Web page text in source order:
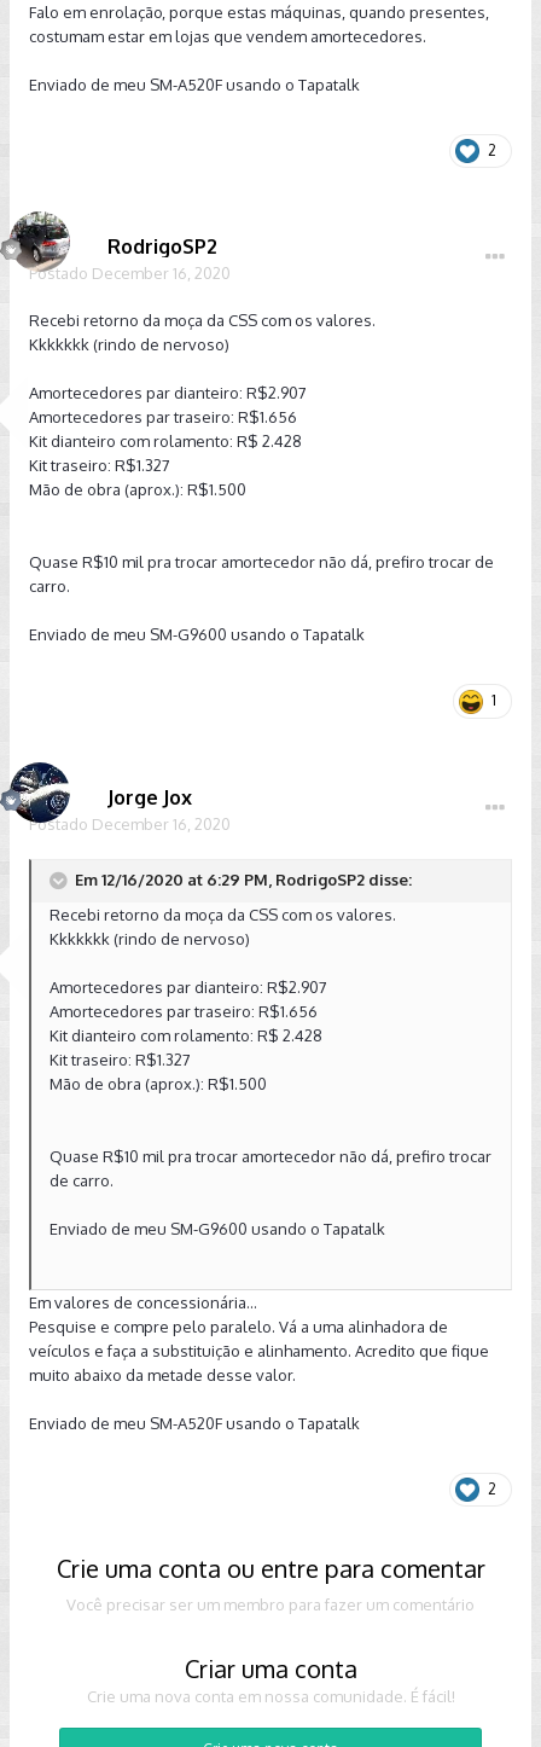
Falo em enrolação, porque estas máquinas, quando presentes,
costumam estar em lojas que vendem amortecedores.
Enviado de meu SM-A520F usando o Tapatalk
2
RodrigoSP2
Postado December 16, 2020
Recebi retorno da moça da CSS com os valores.
Kkkkkkk (rindo de nervoso)
Amortecedores par dianteiro: R$2.907
Amortecedores par traseiro: R$1.656
Kit dianteiro com rolamento: R$ 2.428
Kit traseiro: R$1.327
Mão de obra (aprox.): R$1.500
Quase R$10 mil pra trocar amortecedor não dá, prefiro trocar de
carro.
Enviado de meu SM-G9600 usando o Tapatalk
1
Jorge Jox
Postado December 16, 2020
Em 12/16/2020 at 6:29 PM, RodrigoSP2 disse:
Recebi retorno da moça da CSS com os valores.
Kkkkkkk (rindo de nervoso)
Amortecedores par dianteiro: R$2.907
Amortecedores par traseiro: R$1.656
Kit dianteiro com rolamento: R$ 2.428
Kit traseiro: R$1.327
Mão de obra (aprox.): R$1.500
Quase R$10 mil pra trocar amortecedor não dá, prefiro trocar
de carro.
Enviado de meu SM-G9600 usando o Tapatalk
Em valores de concessionária...
Pesquise e compre pelo paralelo. Vá a uma alinhadora de
veículos e faça a substituição e alinhamento. Acredito que fique
muito abaixo da metade desse valor.
Enviado de meu SM-A520F usando o Tapatalk
2
Crie uma conta ou entre para comentar
Você precisar ser um membro para fazer um comentário
Criar uma conta
Crie uma nova conta em nossa comunidade. É fácil!